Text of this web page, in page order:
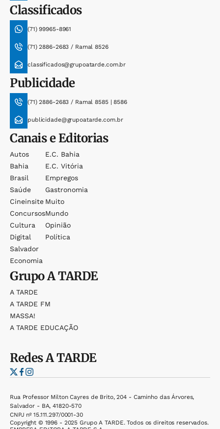
Classificados
(71) 99965-8961
(71) 2886-2683 / Ramal 8526
classificados@grupoatarde.com.br
Publicidade
(71) 2886-2683 / Ramal 8585 | 8586
publicidade@grupoatarde.com.br
Canais e Editorias
Autos
Bahia
Brasil
Saúde
Cineinsite
Concursos
Cultura
Digital
Salvador
Economia
E.c. Bahia
E.c. Vitória
Empregos
Gastronomia
Muito
Mundo
Opinião
Política
GrupoA TARDE
A TARDE
A TARDE FM
MASSA!
A TARDE EDUCAÇÃO
RedesA TARDE
Rua Professor Milton Cayres de Brito, 204 - Caminho das Árvores,
Salvador - BA, 41820-570
CNPJ nº 15.111.297/0001-30
Copyright © 1996 - 2025 Grupo A TARDE. Todos os direitos reservados.